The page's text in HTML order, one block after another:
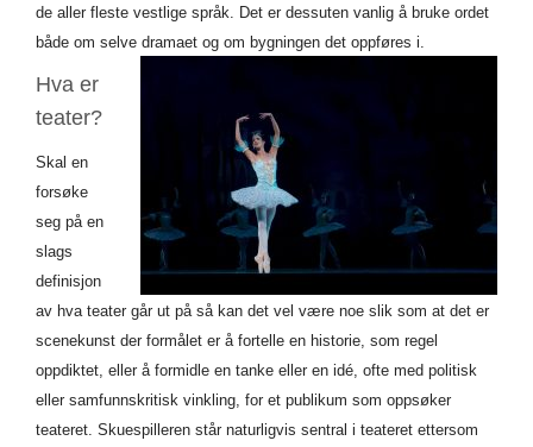
de aller fleste vestlige språk. Det er dessuten vanlig å bruke ordet
både om selve dramaet og om bygningen det oppføres i.
Hva er
teater?
Skal en
forsøke
seg på en
slags
definisjon
av hva teater går ut på så kan det vel være noe slik som at det er
scenekunst der formålet er å fortelle en historie, som regel
oppdiktet, eller å formidle en tanke eller en idé, ofte med politisk
eller samfunnskritisk vinkling, for et publikum som oppsøker
teateret. Skuespilleren står naturligvis sentral i teateret ettersom